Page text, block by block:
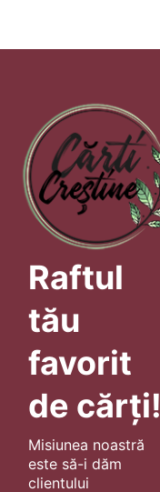
Raftul
tău
favorit
de cărți!
Misiunea noastră
este să-i dăm
clientului